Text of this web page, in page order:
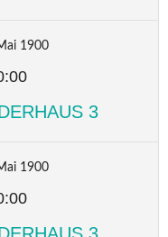
1900
3
1900
3